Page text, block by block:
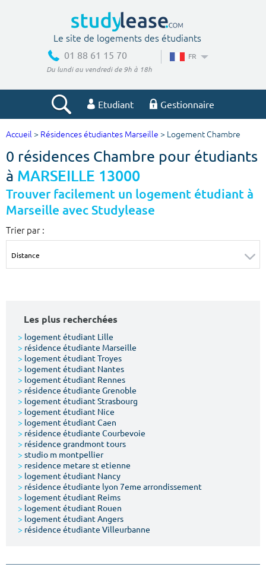
Le site de logements des étudiants
01 88 61 15 70
Du lundi au vendredi de 9h à 18h
FR
Etudiant Gestionnaire
Votre recherche
Ville, école
Type de location
Votre date d'entrée
Accueil > Résidences étudiantes Marseille > Logement Chambre
0 résidences Chambre pour étudiants
à MARSEILLE 13000
Trouver facilement un logement étudiant à
Marseille avec Studylease
Trier par :
Les plus recherchées
> logement étudiant Lille
> résidence étudiante Marseille
> logement étudiant Troyes
> logement étudiant Nantes
> logement étudiant Rennes
> résidence étudiante Grenoble
> logement étudiant Strasbourg
> logement étudiant Nice
> logement étudiant Caen
> résidence étudiante Courbevoie
> résidence grandmont tours
> studio m montpellier
> residence metare st etienne
> logement étudiant Nancy
> résidence étudiante lyon 7eme arrondissement
> logement étudiant Reims
> logement étudiant Rouen
> logement étudiant Angers
> résidence étudiante Villeurbanne